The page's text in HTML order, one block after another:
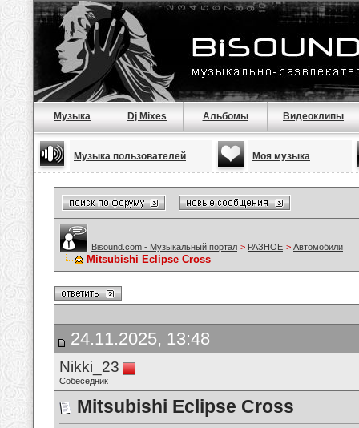
Музыка Dj Mixes Альбомы Видеоклипы
Музыка пользователей Моя музыка
Bisound.com - Музыкальный портал > РАЗНОЕ > Автомобили
Mitsubishi Eclipse Cross
24.11.2025, 13:48
Nikki_23
Собеседник
Mitsubishi Eclipse Cross